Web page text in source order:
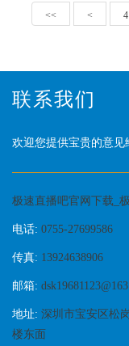
<< < 4
联系我们
欢迎您提供宝贵的意见
极速直播吧官网下载_
电话: 0755-27699586
传真: 13924638906
邮箱:
地址: 深圳市宝安区松
楼东面